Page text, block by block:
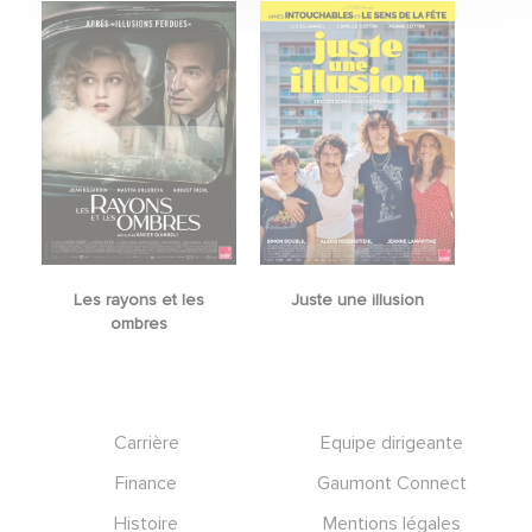
Les rayons et les
ombres
Juste une illusion
Carrière
Equipe dirigeante
Finance
Gaumont Connect
Histoire
Mentions légales